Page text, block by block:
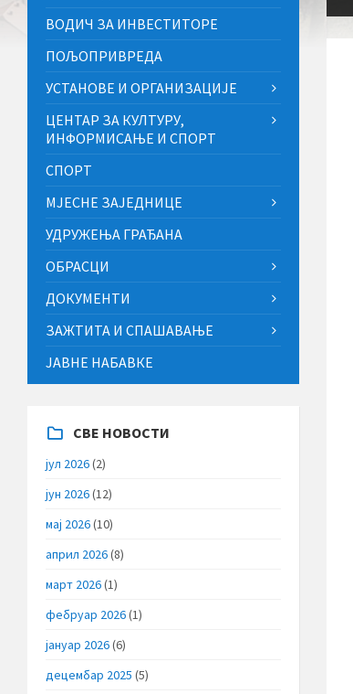
ВОДИЧ ЗА ИНВЕСТИТОРЕ
ПОЉОПРИВРЕДА
УСТАНОВЕ И ОРГАНИЗАЦИЈЕ
ЦЕНТАР ЗА КУЛТУРУ,
ИНФОРМИСАЊЕ И СПОРТ
СПОРТ
МЈЕСНЕ ЗАЈЕДНИЦЕ
УДРУЖЕЊА ГРАЂАНА
ОБРАСЦИ
ДОКУМЕНТИ
ЗАЖТИТА И СПАШАВАЊЕ
ЈАВНЕ НАБАВКЕ
СВЕ НОВОСТИ
јул 2026(2)
јун 2026(12)
мај 2026(10)
април 2026(8)
март 2026(1)
фебруар 2026(1)
јануар 2026(6)
децембар 2025 (5)